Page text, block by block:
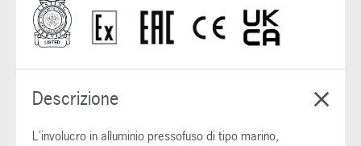
Descrizione
L'involucro in alluminio pressofuso di tipo marino,